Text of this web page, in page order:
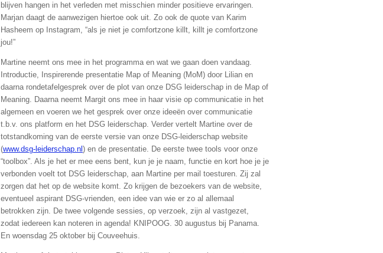
blijven hangen in het verleden met misschien minder positieve ervaringen.
Marjan daagt de aanwezigen hiertoe ook uit. Zo ook de quote van Karim
Hasheem op Instagram, “als je niet je comfortzone killt, killt je comfortzone
jou!”
Martine neemt ons mee in het programma en wat we gaan doen vandaag.
Introductie, Inspirerende presentatie Map of Meaning (MoM) door Lilian en
daarna rondetafelgesprek over de plot van onze DSG leiderschap in de Map of
Meaning. Daarna neemt Margit ons mee in haar visie op communicatie in het
algemeen en voeren we het gesprek over onze ideeën over communicatie
t.b.v. ons platform en het DSG leiderschap. Verder vertelt Martine over de
totstandkoming van de eerste versie van onze DSG-leiderschap website
(www.dsg-leiderschap.nl ) en de presentatie. De eerste twee tools voor onze
“toolbox”. Als je het er mee eens bent, kun je je naam, functie en kort hoe je je
verbonden voelt tot DSG leiderschap, aan Martine per mail toesturen. Zij zal
zorgen dat het op de website komt. Zo krijgen de bezoekers van de website,
eventueel aspirant DSG-vrienden, een idee van wie er zo al allemaal
betrokken zijn. De twee volgende sessies, op verzoek, zijn al vastgezet,
zodat iedereen kan noteren in agenda! KNIPOOG. 30 augustus bij Panama.
En woensdag 25 oktober bij Couveehuis.